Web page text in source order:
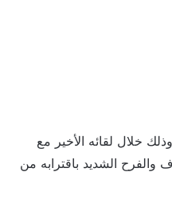
خلال لقائه الأخير مع
والفرح الشديد باقترابه من